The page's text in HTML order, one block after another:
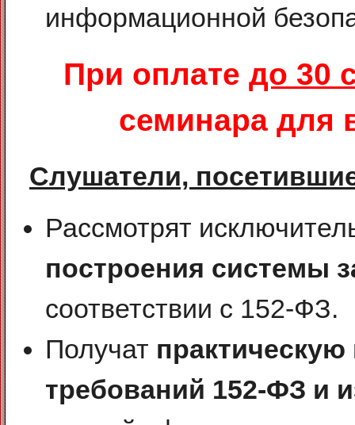
информационной
При оплате до 30
семинара для
Слушатели,
Рассмотрят
построения системы
соответствии с 152-ФЗ.
Получат
требований 152-ФЗ и